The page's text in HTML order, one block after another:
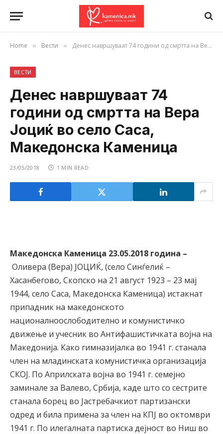
Home » Вести » Денес навршуваат 74 години од смртта на Вера Јоциќ во село Саса, Македонска Каменица
ВЕСТИ
Денес навршуваат 74
години од смртта на Вера
Јоциќ во село Саса,
Македонска Каменица
23/05/2018 1 MIN READ
Македонска Каменица 23.05.2018 година –
Оливера (Вера) ЈОЦИЌ, (село Синѓелиќ –
Хасанбегово, Скопско на 21 август 1923 – 23 мај
1944, село Саса, Македонска Каменица) истакнат
припадник на македонското
националноослободително и комунистичко
движење и учесник во Антифашистичката војна на
Македонија. Како гимназијалка во 1941 г. станала
член на младинската комунистичка организација
СКОЈ. По Априлската војна во 1941 г. семејно
заминале за Валево, Србија, каде што со сестрите
станала борец во Јастребачкиот партизански
одред и била примена за член на КПЈ во октомври
1941 г. По илегалната партиска дејност во Ниш во